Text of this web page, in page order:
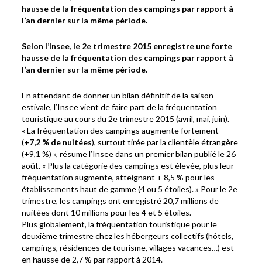
hausse de la fréquentation des campings par rapport à
l’an dernier sur la même période.
Selon l’Insee, le 2e trimestre 2015 enregistre une forte
hausse de la fréquentation des campings par rapport à
l’an dernier sur la même période.
En attendant de donner un bilan définitif de la saison
estivale, l’Insee vient de faire part de la fréquentation
touristique au cours du 2e trimestre 2015 (avril, mai, juin).
« La fréquentation des campings augmente fortement
(+7,2 % de nuitées), surtout tirée par la clientèle étrangère
(+9,1 %) », résume l’Insee dans un premier bilan publié le 26
août. « Plus la catégorie des campings est élevée, plus leur
fréquentation augmente, atteignant + 8,5 % pour les
établissements haut de gamme (4 ou 5 étoiles). » Pour le 2e
trimestre, les campings ont enregistré 20,7 millions de
nuitées dont 10 millions pour les 4 et 5 étoiles.
Plus globalement, la fréquentation touristique pour le
deuxième trimestre chez les hébergeurs collectifs (hôtels,
campings, résidences de tourisme, villages vacances…) est
en hausse de 2,7 % par rapport à 2014.